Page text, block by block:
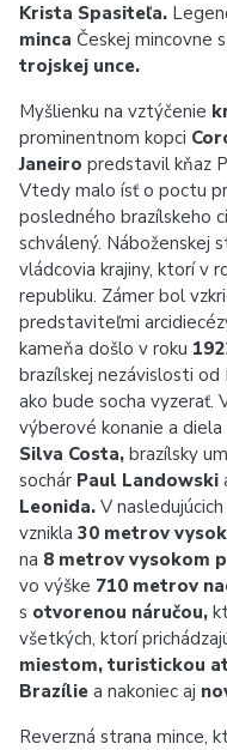
Krista Spasiteľa.
minca Českej mincovne
trojskej unce.
Myšlienku na vztýčenie
prominentnom kopci
Janeiro predstavil kňaz
Vtedy malo ísť o poctu
posledného brazílskeho
schválený. Náboženskej
vládcovia krajiny, ktorí v
republiku. Zámer bol
predstaviteľmi
kameňa došlo v roku
brazílskej nezávislosti od
ako bude socha vyzerať.
výberové konanie a diela
Silva Costa, brazílsky
sochár Paul Landowski
Leonida. V
vznikla 30 metrov
na 8 metrov vysokom
vo výške 710 metrov
s otvorenou náručou,
všetkých, ktorí
miestom, turistickou
Brazílie a nakoniec aj
Reverzná strana mince,